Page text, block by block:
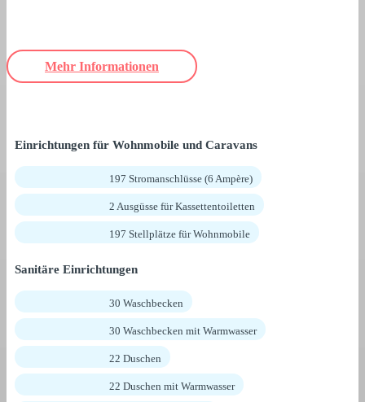
Mehr Informationen
Einrichtungen für Wohnmobile und Caravans
197 Stromanschlüsse (6 Ampère)
2 Ausgüsse für Kassettentoiletten
197 Stellplätze für Wohnmobile
Sanitäre Einrichtungen
30 Waschbecken
30 Waschbecken mit Warmwasser
22 Duschen
22 Duschen mit Warmwasser